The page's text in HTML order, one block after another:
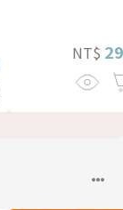
NT$